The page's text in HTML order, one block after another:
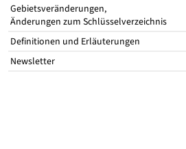
Gebietsveränderungen,
Änderungen zum Schlüsselverzeichnis
Definitionen und Erläuterungen
Newsletter